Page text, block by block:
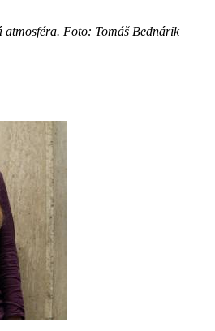
Foto: Tomáš Bednárik